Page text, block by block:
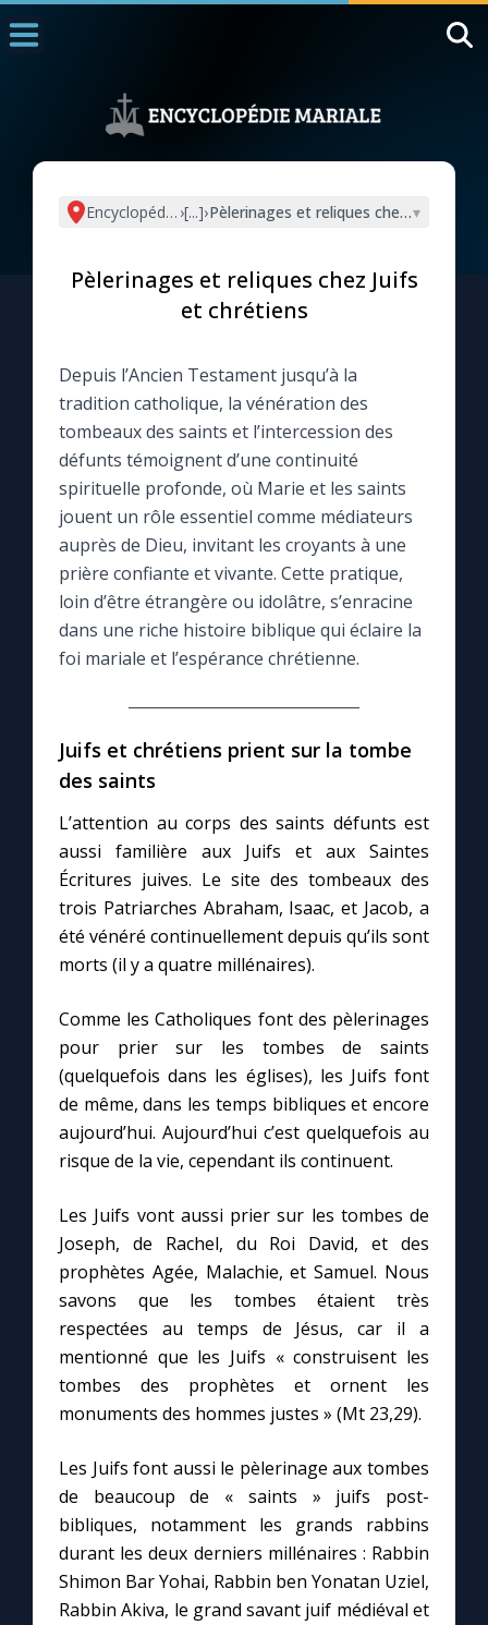
L'actualité de la semaine
La newsletter
La vidéo de la semaine
Le compte Tiktok
Le magazine
Le site internet
Avec Thérèse de Lisieux
L'Évangile chaque jour
Les premiers samedis du mois
Marie qui défait les nœuds
Me consacrer à Jésus par Marie
Mes intentions de prière
Une Minute avec Marie
Une neuvaine
À la une
1000 Raisons de Croire
Chapelet pour le monde
Contact
Faire un don
Encyclopédie mariale
›[...]›Pèlerinages et reliques chez Juifs et
▾
Pèlerinages et reliques chez Juifs
et chrétiens
Depuis l’Ancien Testament jusqu’à la
tradition catholique, la vénération des
tombeaux des saints et l’intercession des
défunts témoignent d’une continuité
spirituelle profonde, où Marie et les saints
jouent un rôle essentiel comme médiateurs
auprès de Dieu, invitant les croyants à une
prière confiante et vivante. Cette pratique,
loin d’être étrangère ou idolâtre, s’enracine
dans une riche histoire biblique qui éclaire la
foi mariale et l’espérance chrétienne.
Juifs et chrétiens prient sur la tombe
des saints
L’attention au corps des saints défunts est
aussi familière aux Juifs et aux Saintes
Écritures juives. Le site des tombeaux des
trois Patriarches Abraham, Isaac, et Jacob, a
été vénéré continuellement depuis qu’ils sont
morts (il y a quatre millénaires).
Comme les Catholiques font des pèlerinages
pour prier sur les tombes de saints
(quelquefois dans les églises), les Juifs font
de même, dans les temps bibliques et encore
aujourd’hui. Aujourd’hui c’est quelquefois au
risque de la vie, cependant ils continuent.
Les Juifs vont aussi prier sur les tombes de
Joseph, de Rachel, du Roi David, et des
prophètes Agée, Malachie, et Samuel. Nous
savons que les tombes étaient très
respectées au temps de Jésus, car il a
mentionné que les Juifs « construisent les
tombes des prophètes et ornent les
monuments des hommes justes » (Mt 23,29).
Les Juifs font aussi le pèlerinage aux tombes
de beaucoup de « saints » juifs post-
bibliques, notamment les grands rabbins
durant les deux derniers millénaires : Rabbin
Shimon Bar Yohai, Rabbin ben Yonatan Uziel,
Rabbin Akiva, le grand savant juif médiéval et